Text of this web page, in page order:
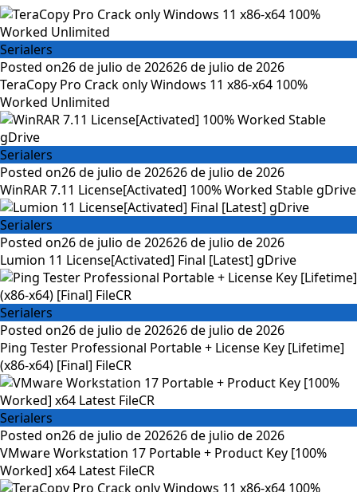
Serialers
Posted on26 de julio de 202626 de julio de 2026
TeraCopy Pro Crack only Windows 11 x86-x64 100%
Worked Unlimited
Serialers
Posted on26 de julio de 202626 de julio de 2026
WinRAR 7.11 License[Activated] 100% Worked Stable gDrive
Serialers
Posted on26 de julio de 202626 de julio de 2026
Lumion 11 License[Activated] Final [Latest] gDrive
Serialers
Posted on26 de julio de 202626 de julio de 2026
Ping Tester Professional Portable + License Key [Lifetime]
(x86-x64) [Final] FileCR
Serialers
Posted on26 de julio de 202626 de julio de 2026
VMware Workstation 17 Portable + Product Key [100%
Worked] x64 Latest FileCR